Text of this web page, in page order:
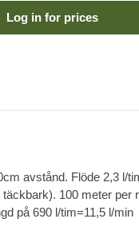
Log in for prices
avstånd. Flöde 2,3 l/
100 meter per
på 690 l/tim=11,5 l/min